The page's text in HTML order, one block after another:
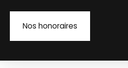
Nos honoraires